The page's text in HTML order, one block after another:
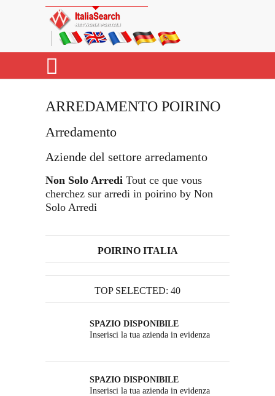
ARREDAMENTO POIRINO
Arredamento
Aziende del settore arredamento
Non Solo Arredi Tout ce que vous
cherchez sur arredi in poirino by Non
Solo Arredi
POIRINO ITALIA
TOP SELECTED: 40
SPAZIO DISPONIBILE
Inserisci la tua azienda in evidenza
SPAZIO DISPONIBILE
Inserisci la tua azienda in evidenza